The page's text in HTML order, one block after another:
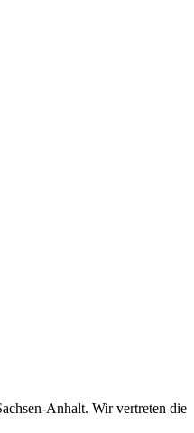
Anhalt. Wir vertreten die